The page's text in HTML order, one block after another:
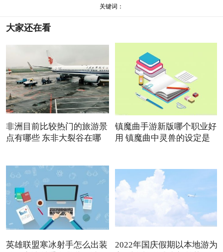
关键词：
大家还在看
非洲目前比较热门的旅游景
点有哪些 东非大裂谷在哪
镇魔曲手游新版哪个职业好
用 镇魔曲中灵兽的设定是
英雄联盟寒冰射手怎么出装
2022年国庆假期以本地游为